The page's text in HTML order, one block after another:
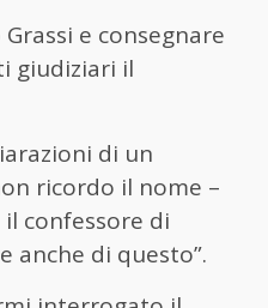
e consegnare
giudiziari il
di un
ricordo il nome –
confessore di
anche di questo”.